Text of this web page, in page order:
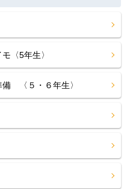
〈5年生〉
備 〈５・６年生〉